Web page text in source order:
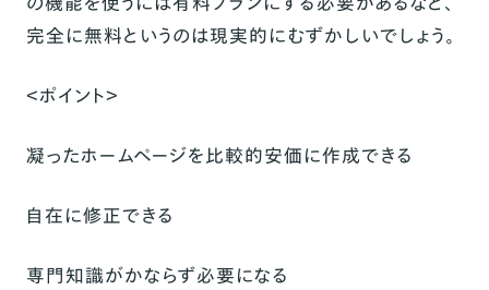
完全に無料というのは現実的にむずかしいでしょう。
＜ポイント＞
凝ったホームページを比較的安価に作成できる
自在に修正できる
専門知識がかならず必要になる